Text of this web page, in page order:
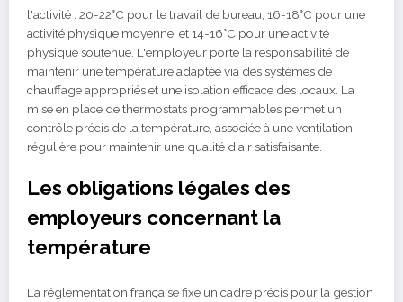
l'activité : 20-22°C pour le travail de bureau, 16-18°C pour une
activité physique moyenne, et 14-16°C pour une activité
physique soutenue. L'employeur porte la responsabilité de
maintenir une température adaptée via des systèmes de
chauffage appropriés et une isolation efficace des locaux. La
mise en place de thermostats programmables permet un
contrôle précis de la température, associée à une ventilation
régulière pour maintenir une qualité d'air satisfaisante.
Les obligations légales des
employeurs concernant la
température
La réglementation française fixe un cadre précis pour la gestion